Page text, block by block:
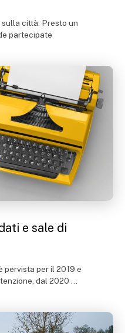
città. Presto un
partecipate
e sale di
pervista per il 2019 e
dal 2020 ...